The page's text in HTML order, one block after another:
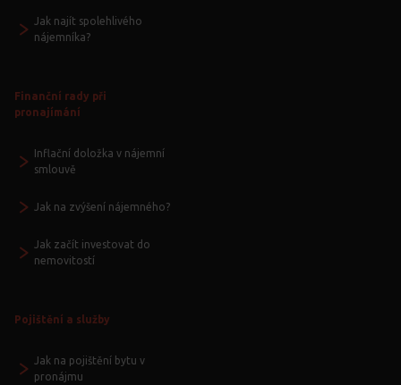
Jak najít spolehlivého
nájemníka?
Finanční rady při
pronajímání
Inflační doložka v nájemní
smlouvě
Jak na zvýšení nájemného?
Jak začít investovat do
nemovitostí
Pojištění a služby
Jak na pojištění bytu v
pronájmu